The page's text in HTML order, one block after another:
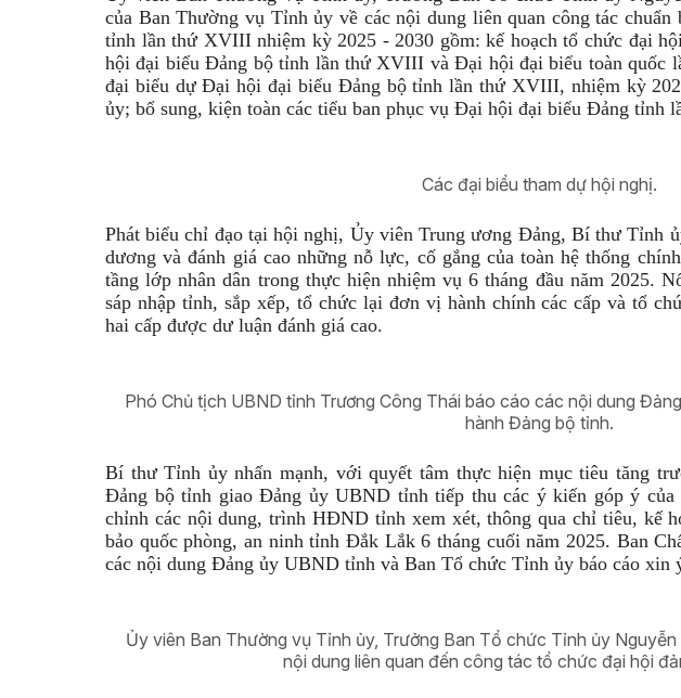
của Ban Thường vụ Tỉnh ủy về các nội dung liên quan công tác
tỉnh lần thứ XVIII nhiệm kỳ 2025 - 2030 gồm: kế hoạch tổ chức đại
hội đại biểu Đảng bộ tỉnh lần thứ XVIII và Đại hội đại biểu toàn quốc
đại biểu dự Đại hội đại biểu Đảng bộ tỉnh lần thứ XVIII, nhiệm kỳ
ủy; bổ sung, kiện toàn các tiểu ban phục vụ Đại hội đại biểu Đảng tỉnh
Các đại biểu tham dự hội nghị.
Phát biểu chỉ đạo tại hội nghị, Ủy viên Trung ương Đảng, Bí thư Tỉnh
dương và đánh giá cao những nỗ lực, cố gắng của toàn hệ thống
tầng lớp nhân dân trong thực hiện nhiệm vụ 6 tháng đầu năm 2025.
sáp nhập tỉnh, sắp xếp, tổ chức lại đơn vị hành chính các cấp và tổ
hai cấp được dư luận đánh giá cao.
Phó Chủ tịch UBND tỉnh Trương Công Thái báo cáo các nội dung
hành Đảng bộ tỉnh.
Bí thư Tỉnh ủy nhấn mạnh, với quyết tâm thực hiện mục tiêu tăng
Đảng bộ tỉnh giao Đảng ủy UBND tỉnh tiếp thu các ý kiến góp ý của
chỉnh các nội dung, trình HĐND tỉnh xem xét, thông qua chỉ tiêu, kế
bảo quốc phòng, an ninh tỉnh Đắk Lắk 6 tháng cuối năm 2025. Ban
các nội dung Đảng ủy UBND tỉnh và Ban Tổ chức Tỉnh ủy báo cáo xin
Ủy viên Ban Thường vụ Tỉnh ủy, Trưởng Ban Tổ chức Tỉnh ủy
nội dung liên quan đến công tác tổ chức đại hội